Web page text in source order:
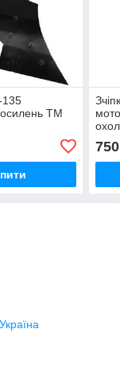
135
ТМ
750